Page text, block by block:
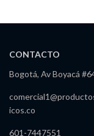
CONTACTO
Bogotá, Av Boyacá
icos.co
601-7447551